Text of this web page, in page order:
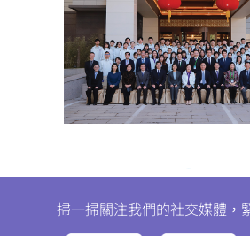
掃一掃關注我們的社交媒體，